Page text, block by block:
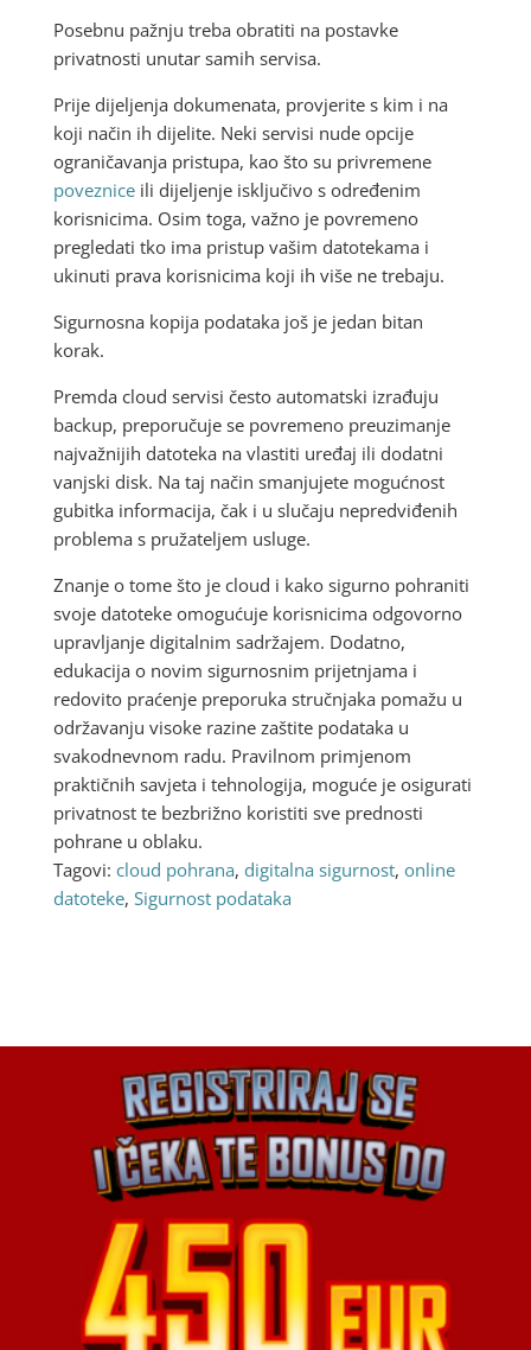
Posebnu pažnju treba obratiti na postavke
privatnosti unutar samih servisa.
Prije dijeljenja dokumenata, provjerite s kim i na
koji način ih dijelite. Neki servisi nude opcije
ograničavanja pristupa, kao što su privremene
povezniceili dijeljenje isključivo s određenim
korisnicima. Osim toga, važno je povremeno
pregledati tko ima pristup vašim datotekama i
ukinuti prava korisnicima koji ih više ne trebaju.
Sigurnosna kopija podataka još je jedan bitan
korak.
Premda cloud servisi često automatski izrađuju
backup, preporučuje se povremeno preuzimanje
najvažnijih datoteka na vlastiti uređaj ili dodatni
vanjski disk. Na taj način smanjujete mogućnost
gubitka informacija, čak i u slučaju nepredviđenih
problema s pružateljem usluge.
Znanje o tome što je cloud i kako sigurno pohraniti
svoje datoteke omogućuje korisnicima odgovorno
upravljanje digitalnim sadržajem. Dodatno,
edukacija o novim sigurnosnim prijetnjama i
redovito praćenje preporuka stručnjaka pomažu u
održavanju visoke razine zaštite podataka u
svakodnevnom radu. Pravilnom primjenom
praktičnih savjeta i tehnologija, moguće je osigurati
privatnost te bezbrižno koristiti sve prednosti
pohrane u oblaku.
Tagovi: cloud pohrana, digitalna sigurnost, online
datoteke, Sigurnost podataka